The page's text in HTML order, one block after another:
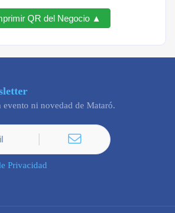
QR del Negocio ▲
ni novedad de Mataró.
Privacidad